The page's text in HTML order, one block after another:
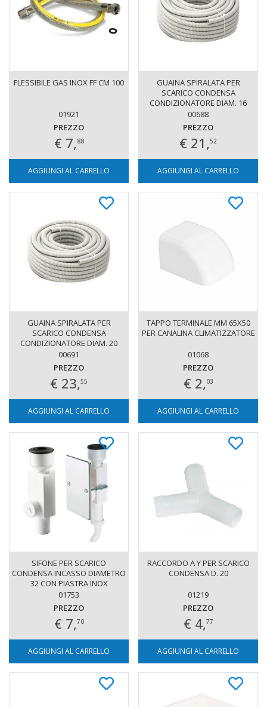
FLESSIBILE GAS INOX FF CM 100
01921
PREZZO
€ 7,88
AGGIUNGI AL CARRELLO
GUAINA SPIRALATA PER
SCARICO CONDENSA
CONDIZIONATORE DIAM. 16
ROTOLO 30 METRI
00688
PREZZO
€ 21,52
AGGIUNGI AL CARRELLO
GUAINA SPIRALATA PER
SCARICO CONDENSA
CONDIZIONATORE DIAM. 20
ROTOLO 30 METRI
00691
PREZZO
€ 23,55
AGGIUNGI AL CARRELLO
TAPPO TERMINALE MM 65X50
PER CANALINA CLIMATIZZATORE
01068
PREZZO
€ 2,03
AGGIUNGI AL CARRELLO
SIFONE PER SCARICO
CONDENSA INCASSO DIAMETRO
32 CON PIASTRA INOX
01753
PREZZO
€ 7,70
AGGIUNGI AL CARRELLO
RACCORDO A Y PER SCARICO
CONDENSA D. 20
01219
PREZZO
€ 4,77
AGGIUNGI AL CARRELLO